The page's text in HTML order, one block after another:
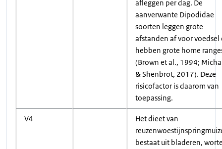
afleggen per dag. De
aanverwante Dipodidae
soorten leggen grote
afstanden af voor voedsel
hebben grote home
(Brown et al., 1994;
& Shenbrot, 2017). Deze
risicofactor is daarom van
toepassing.
V4
Het dieet van
bestaat uit bladeren,